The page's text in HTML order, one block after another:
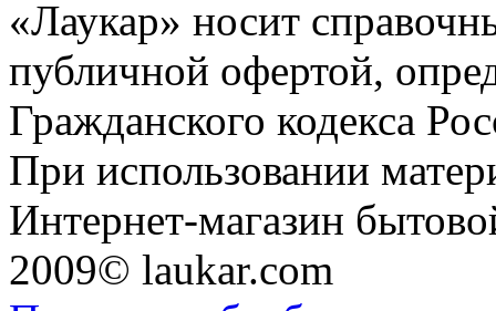
«Лаукар» носит
публичной офертой,
Гражданского кодекса
При использовании
Интернет-магазин
2009© laukar.com